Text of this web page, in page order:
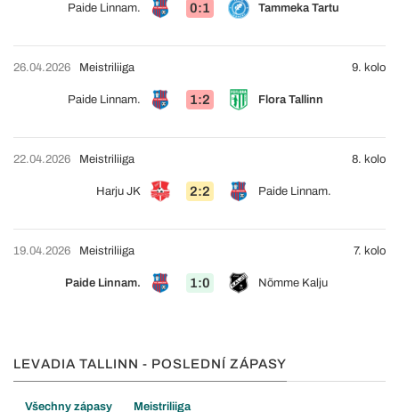
Paide Linnam. 0:1 Tammeka Tartu
26.04.2026
Paide Linnam. 1:2 Flora Tallinn
Meistriliiga 9. kolo
22.04.2026
Harju JK 2:2 Paide Linnam.
Meistriliiga 8. kolo
19.04.2026
Paide Linnam. 1:0 Nõmme Kalju
Meistriliiga 7. kolo
LEVADIA TALLINN - POSLEDNÍ ZÁPASY
Všechny zápasy Meistriliiga